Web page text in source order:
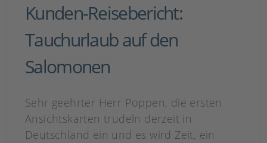
Kunden-Reisebericht:
Tauchurlaub auf den
Salomonen
Sehr geehrter Herr Poppen, die ersten
Ansichtskarten trudeln derzeit in
Deutschland ein und es wird Zeit, ein